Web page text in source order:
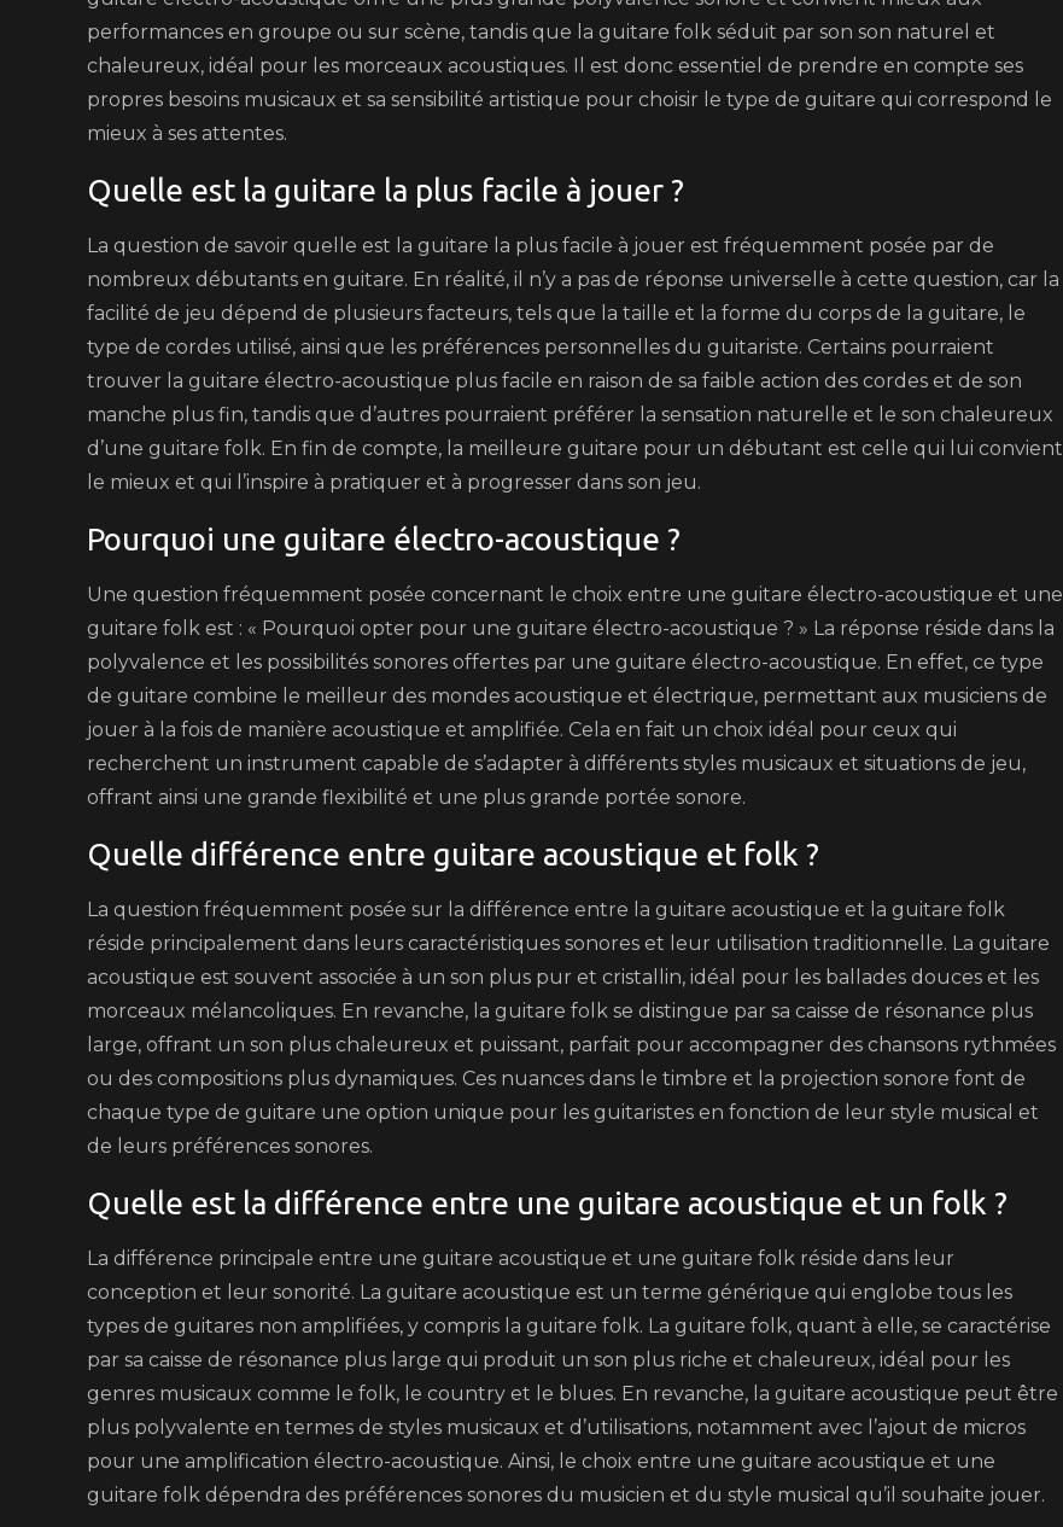
performances en groupe ou sur scène, tandis que la guitare folk séduit par son son naturel et
chaleureux, idéal pour les morceaux acoustiques. Il est donc essentiel de prendre en compte ses
propres besoins musicaux et sa sensibilité artistique pour choisir le type de guitare qui correspond le
mieux à ses attentes.
Quelle est la guitare la plus facile à jouer ?
La question de savoir quelle est la guitare la plus facile à jouer est fréquemment posée par de
nombreux débutants en guitare. En réalité, il n’y a pas de réponse universelle à cette question, car la
facilité de jeu dépend de plusieurs facteurs, tels que la taille et la forme du corps de la guitare, le
type de cordes utilisé, ainsi que les préférences personnelles du guitariste. Certains pourraient
trouver la guitare électro-acoustique plus facile en raison de sa faible action des cordes et de son
manche plus fin, tandis que d’autres pourraient préférer la sensation naturelle et le son chaleureux
d’une guitare folk. En fin de compte, la meilleure guitare pour un débutant est celle qui lui convient
le mieux et qui l’inspire à pratiquer et à progresser dans son jeu.
Pourquoi une guitare électro-acoustique ?
Une question fréquemment posée concernant le choix entre une guitare électro-acoustique et une
guitare folk est : « Pourquoi opter pour une guitare électro-acoustique ? » La réponse réside dans la
polyvalence et les possibilités sonores offertes par une guitare électro-acoustique. En effet, ce type
de guitare combine le meilleur des mondes acoustique et électrique, permettant aux musiciens de
jouer à la fois de manière acoustique et amplifiée. Cela en fait un choix idéal pour ceux qui
recherchent un instrument capable de s’adapter à différents styles musicaux et situations de jeu,
offrant ainsi une grande flexibilité et une plus grande portée sonore.
Quelle différence entre guitare acoustique et folk ?
La question fréquemment posée sur la différence entre la guitare acoustique et la guitare folk
réside principalement dans leurs caractéristiques sonores et leur utilisation traditionnelle. La guitare
acoustique est souvent associée à un son plus pur et cristallin, idéal pour les ballades douces et les
morceaux mélancoliques. En revanche, la guitare folk se distingue par sa caisse de résonance plus
large, offrant un son plus chaleureux et puissant, parfait pour accompagner des chansons rythmées
ou des compositions plus dynamiques. Ces nuances dans le timbre et la projection sonore font de
chaque type de guitare une option unique pour les guitaristes en fonction de leur style musical et
de leurs préférences sonores.
Quelle est la différence entre une guitare acoustique et un folk ?
La différence principale entre une guitare acoustique et une guitare folk réside dans leur
conception et leur sonorité. La guitare acoustique est un terme générique qui englobe tous les
types de guitares non amplifiées, y compris la guitare folk. La guitare folk, quant à elle, se caractérise
par sa caisse de résonance plus large qui produit un son plus riche et chaleureux, idéal pour les
genres musicaux comme le folk, le country et le blues. En revanche, la guitare acoustique peut être
plus polyvalente en termes de styles musicaux et d’utilisations, notamment avec l’ajout de micros
pour une amplification électro-acoustique. Ainsi, le choix entre une guitare acoustique et une
guitare folk dépendra des préférences sonores du musicien et du style musical qu’il souhaite jouer.